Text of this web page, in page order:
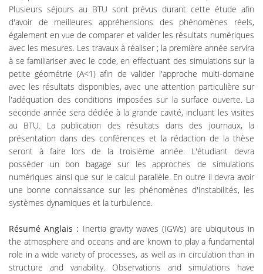
Plusieurs séjours au BTU sont prévus durant cette étude afin
d'avoir de meilleures appréhensions des phénomènes réels,
également en vue de comparer et valider les résultats numériques
avec les mesures. Les travaux à réaliser ; la première année servira
à se familiariser avec le code, en effectuant des simulations sur la
petite géométrie (A<1) afin de valider l'approche multi-domaine
avec les résultats disponibles, avec une attention particulière sur
l'adéquation des conditions imposées sur la surface ouverte. La
seconde année sera dédiée à la grande cavité, incluant les visites
au BTU. La publication des résultats dans des journaux, la
présentation dans des conférences et la rédaction de la thèse
seront à faire lors de la troisième année. L'étudiant devra
posséder un bon bagage sur les approches de simulations
numériques ainsi que sur le calcul parallèle. En outre il devra avoir
une bonne connaissance sur les phénomènes d'instabilités, les
systèmes dynamiques et la turbulence.
Résumé Anglais : Inertia gravity waves (IGWs) are ubiquitous in
the atmosphere and oceans and are known to play a fundamental
role in a wide variety of processes, as well as in circulation than in
structure and variability. Observations and simulations have